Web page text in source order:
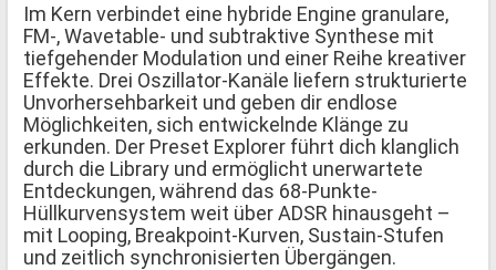
Im Kern verbindet eine hybride Engine granulare,
FM-, Wavetable- und subtraktive Synthese mit
tiefgehender Modulation und einer Reihe kreativer
Effekte. Drei Oszillator-Kanäle liefern strukturierte
Unvorhersehbarkeit und geben dir endlose
Möglichkeiten, sich entwickelnde Klänge zu
erkunden. Der Preset Explorer führt dich klanglich
durch die Library und ermöglicht unerwartete
Entdeckungen, während das 68-Punkte-
Hüllkurvensystem weit über ADSR hinausgeht –
mit Looping, Breakpoint-Kurven, Sustain-Stufen
und zeitlich synchronisierten Übergängen.